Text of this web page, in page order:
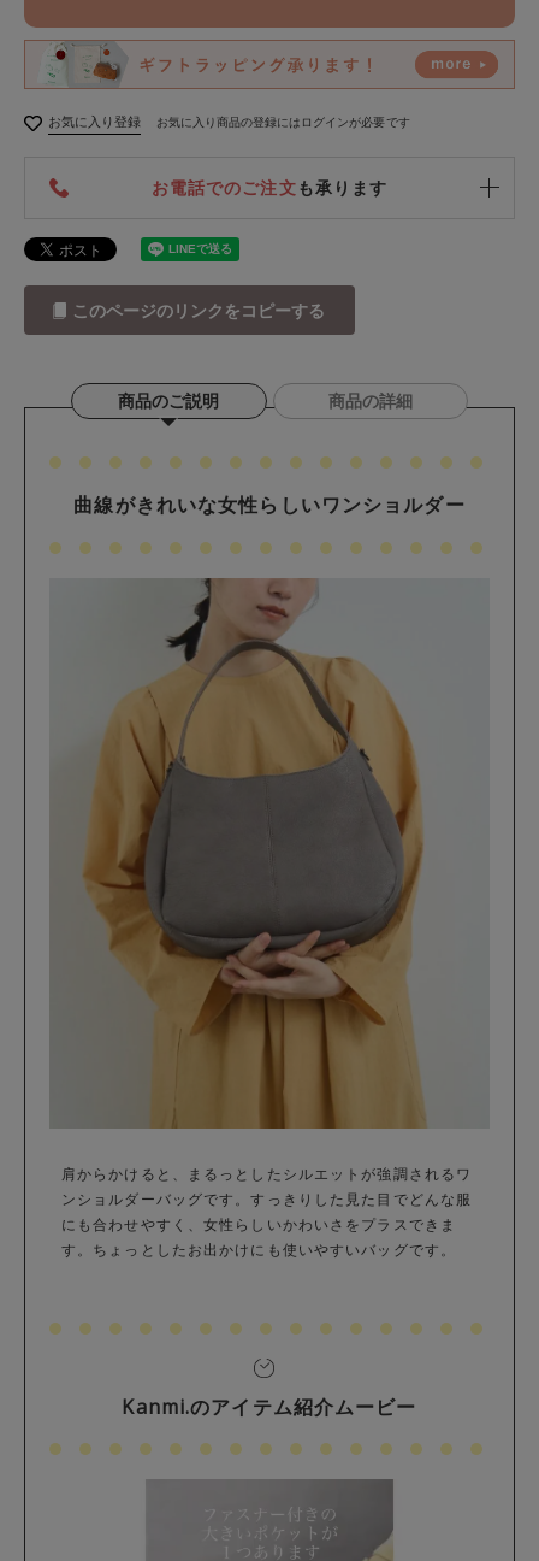
お気に入り登録 お気に入り商品の登録にはログインが必要です
お電話でのご注文も承ります
このページのリンクをコピーする
商品のご説明 商品の詳細
曲線がきれいな女性らしいワンショルダー
肩からかけると、まるっとしたシルエットが強調されるワ
ンショルダーバッグです。すっきりした見た目でどんな服
にも合わせやすく、女性らしいかわいさをプラスできま
す。ちょっとしたお出かけにも使いやすいバッグです。
Kanmi.のアイテム紹介ムービー